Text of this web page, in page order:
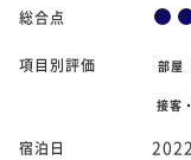
総合点
項目別評価 部屋
接客
宿泊日